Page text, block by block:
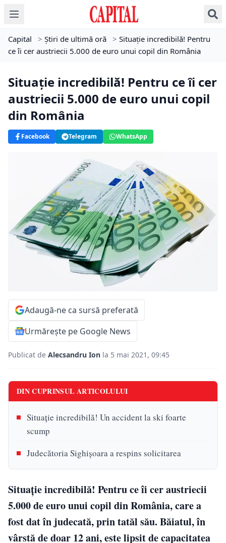
Capital > Știri de ultimă oră > Situație incredibilă! Pentru
ce îi cer austriecii 5.000 de euro unui copil din România
Situație incredibilă! Pentru ce îi cer
austriecii 5.000 de euro unui copil
din România
Facebook Telegram WhatsApp
Adaugă-ne ca sursă preferată
Urmărește pe Google News
Publicat de Alecsandru Ion la 5 mai 2021, 09:45
DIN CUPRINSUL ARTICOLULUI
Situație incredibilă! Un accident la ski foarte
scump
Judecătoria Sighişoara a respins solicitarea
Situație incredibilă! Pentru ce îi cer austriecii
5.000 de euro unui copil din România, care a
fost dat în judecată, prin tatăl său. Băiatul, în
vârstă de doar 12 ani, este lipsit de capacitatea